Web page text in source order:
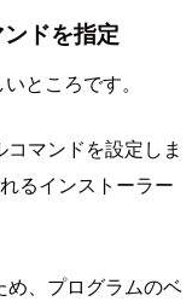
ドを指定
ところです。
マンドを設定しま
るインストーラー
め、プログラムのベ